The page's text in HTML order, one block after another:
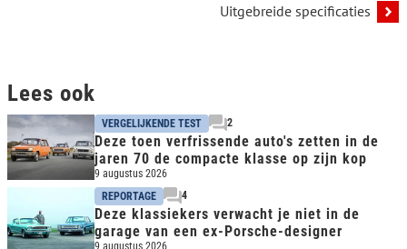
Uitgebreide specificaties
Lees ook
VERGELIJKENDE TEST 2
Deze toen verfrissende auto's zetten in de
jaren 70 de compacte klasse op zijn kop
9 augustus 2026
REPORTAGE
4
Deze klassiekers verwacht je niet in de
garage van een ex-Porsche-designer
9 augustus 2026